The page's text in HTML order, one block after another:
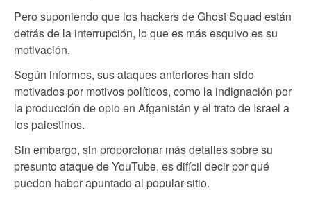
Pero suponiendo que los hackers de Ghost Squad están
detrás de la interrupción, lo que es más esquivo es su
motivación.
Según informes, sus ataques anteriores han sido
motivados por motivos políticos, como la indignación por
la producción de opio en Afganistán y el trato de Israel a
los palestinos.
Sin embargo, sin proporcionar más detalles sobre su
presunto ataque de YouTube, es difícil decir por qué
pueden haber apuntado al popular sitio.